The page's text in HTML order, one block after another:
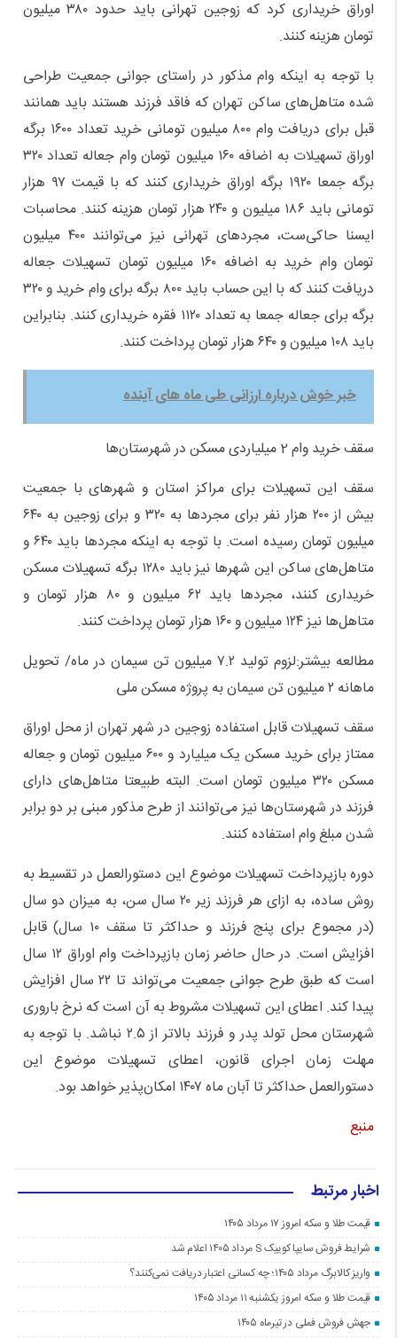
اوراق خریداری کرد که زوجین تهرانی باید حدود ۳۸۰ میلیون
تومان هزینه کنند.
با توجه به اینکه وام مذکور در راستای جوانی جمعیت طراحی
شده متاهل‌های ساکن تهران که فاقد فرزند هستند باید همانند
قبل برای دریافت وام ۸۰۰ میلیون تومانی خرید تعداد ۱۶۰۰ برگه
اوراق تسهیلات به اضافه ۱۶۰ میلیون تومان وام جعاله تعداد ۳۲۰
برگه جمعا ۱۹۲۰ برگه اوراق خریداری کنند که با قیمت ۹۷ هزار
تومانی باید ۱۸۶ میلیون و ۲۴۰ هزار تومان هزینه کنند. محاسبات
ایسنا حاکی‌ست، مجردهای تهرانی نیز می‌توانند ۴۰۰ میلیون
تومان وام خرید به اضافه ۱۶۰ میلیون تومان تسهیلات جعاله
دریافت کنند که با این حساب باید ۸۰۰ برگه برای وام خرید و ۳۲۰
برگه برای جعاله جمعا به تعداد ۱۱۲۰ فقره خریداری کنند. بنابراین
باید ۱۰۸ میلیون و ۶۴۰ هزار تومان پرداخت کنند.
خبر خوش درباره ارزانی طی ماه های آینده
سقف خرید وام 2 میلیاردی مسکن در شهرستان‌ها
سقف این تسهیلات برای مراکز استان و شهرهای با جمعیت
بیش از ۲۰۰ هزار نفر برای مجردها به ۳۲۰ و برای زوجین به ۶۴۰
میلیون تومان رسیده است. با توجه به اینکه مجردها باید ۶۴۰ و
متاهل‌های ساکن این شهرها نیز باید ۱۲۸۰ برگه تسهیلات مسکن
خریداری کنند، مجردها باید ۶۲ میلیون و ۸۰ هزار تومان و
متاهل‌ها نیز ۱۲۴ میلیون و ۱۶۰ هزار تومان پرداخت کنند.
مطالعه بیشتر:لزوم تولید ۷.۲ میلیون تن سیمان در ماه/ تحویل
ماهانه ۲ میلیون تن سیمان به پروژه مسکن ملی
سقف تسهیلات قابل استفاده زوجین در شهر تهران از محل اوراق
ممتاز برای خرید مسکن یک میلیارد و ۶۰۰ میلیون تومان و جعاله
مسکن ۳۲۰ میلیون تومان است. البته طبیعتا متاهل‌های دارای
فرزند در شهرستان‌ها نیز می‌توانند از طرح مذکور مبنی بر دو برابر
شدن مبلغ وام استفاده کنند.
دوره بازپرداخت تسهیلات موضوع این دستورالعمل در تقسیط به
روش ساده، به ازای هر فرزند زیر ۲۰ سال سن، به میزان دو سال
(در مجموع برای پنج فرزند و حداکثر تا سقف ۱۰ سال) قابل
افزایش است. در حال حاضر زمان بازپرداخت وام اوراق ۱۲ سال
است که طبق طرح جوانی جمعیت می‌تواند تا ۲۲ سال افزایش
پیدا کند. اعطای این تسهیلات مشروط به آن است که نرخ باروری
شهرستان محل تولد پدر و فرزند بالاتر از ۲.۵ نباشد. با توجه به
مهلت زمان اجرای قانون، اعطای تسهیلات موضوع این
دستورالعمل حداکثر تا آبان ماه ۱۴۰۷ امکان‌پذیر خواهد بود.
منبع
اخبار مرتبط
قیمت طلا و سکه امروز ۱۷ مرداد ۱۴۰۵
شرایط فروش سایپا کوییک S مرداد ۱۴۰۵ اعلام شد
واریز کالابرگ مرداد ۱۴۰۵؛ چه کسانی اعتبار دریافت نمی‌کنند؟
قیمت طلا و سکه امروز یکشنبه ۱۱ مرداد ۱۴۰۵
جهش فروش فملی در تیرماه ۱۴۰۵